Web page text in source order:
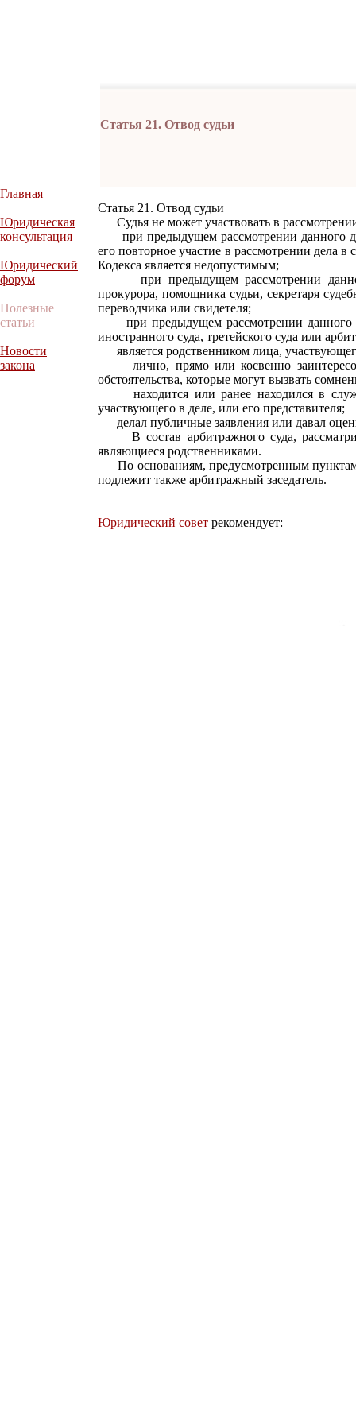
Статья 21. Отвод судьи
Главная
Юридическая
консультация
Юридический
форум
Полезные
статьи
Новости
закона
Статья 21. Отвод судьи
Судья не может участвовать в
при предыдущем рассмотрении данного
его повторное участие в рассмотрении дела в
Кодекса является недопустимым;
при предыдущем рассмотрении
прокурора, помощника судьи, секретаря
переводчика или свидетеля;
при предыдущем рассмотрении данного
иностранного суда, третейского суда или
является родственником лица,
лично, прямо или косвенно
обстоятельства, которые могут вызвать
находится или ранее находился в
участвующего в деле, или его представителя;
делал публичные заявления или давал
В состав арбитражного суда,
являющиеся родственниками.
По основаниям, предусмотренным
подлежит также арбитражный заседатель.
Юридический совет рекомендует: